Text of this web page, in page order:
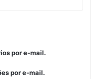
por e-mail.
por e-mail.